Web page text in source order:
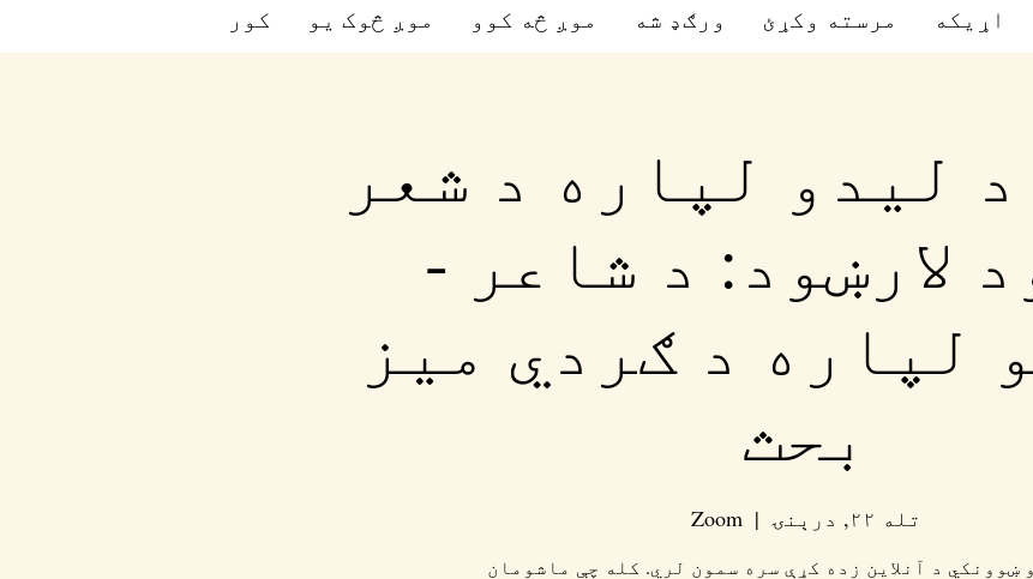
کور موږ څوک یو موږ څه کوو ورګډ شه مرسته وکړئ اړیکه
لیدو لپاره د شعر
لارښود: د شاعر -
لپاره د ګردي میز
بحث
تله ۲۲, درېنۍ
  |
Zoom
ښوونکي د آنلاین زده کړې سره سمون لري. کله چې ماشومان